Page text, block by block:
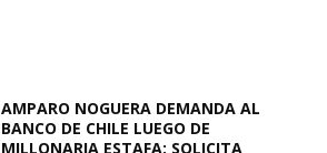
AMPARO NOGUERA DEMANDA AL
BANCO DE CHILE LUEGO DE
MILLONARIA ESTAFA: SOLICITA